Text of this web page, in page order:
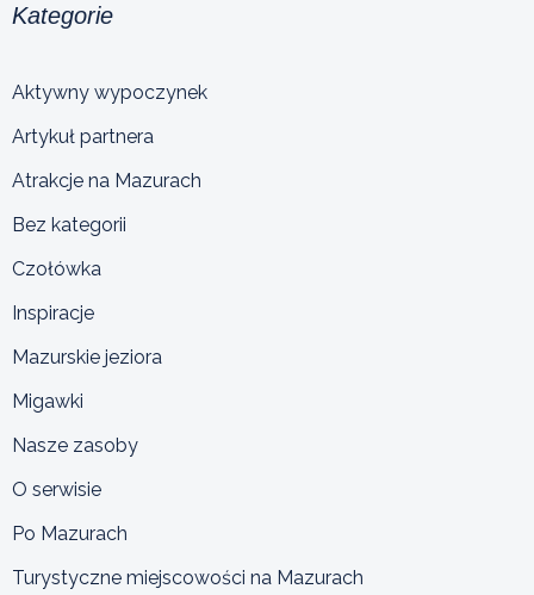
Kategorie
Aktywny wypoczynek
Artykuł partnera
Atrakcje na Mazurach
Bez kategorii
Czołówka
Inspiracje
Mazurskie jeziora
Migawki
Nasze zasoby
O serwisie
Po Mazurach
Turystyczne miejscowości na Mazurach